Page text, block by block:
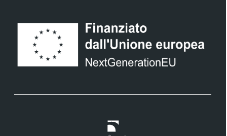
emergenza quotidiana, fatte di emozioni e
adrenalina, di coraggio e paura, di
solidarietà data e ricevuta. Contributi di
Giuseppe Romano e Magdalena Wolinska-